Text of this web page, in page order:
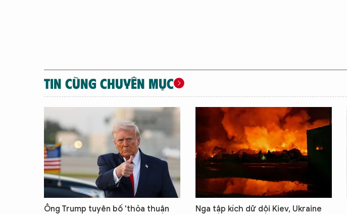
TIN CÙNG CHUYÊN MỤC
Ông Trump tuyên bố 'thỏa thuận
Nga tập kích dữ dội Kiev, Ukraine